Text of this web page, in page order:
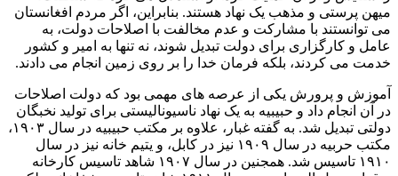
میهن پرستی و مذهب یک نهاد هستند. بنابراین، اگر مردم افغانستان
می توانستند با مشارکت و عدم مخالفت با اصلاحات دولت، به
عامل و کارگزاری برای دولت تبدیل شوند، نه تنها به امیر و کشور
خدمت می کردند، بلکه فرمان خدا را بر روی زمین انجام می دادند.
آموزش و پرورش یکی از عرصه های مهمی بود که دولت اصلاحات
در آن انجام داد و حبیبیه به یک نهاد ناسیونالیستی برای تولید نخبگان
دولتی تبدیل شد. به گفته غبار، علاوه بر مکتب حبیبیه در سال ۱۹۰۳،
مکتب حربیه در سال ۱۹۰۹ نیز در کابل، و یتیم خانه نیز در سال
۱۹۱۰ تاسیس شد. همجنین در سال ۱۹۰۷ شاهد تاسیس کارخانه